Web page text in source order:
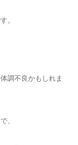
。
調不良かもしれま
、